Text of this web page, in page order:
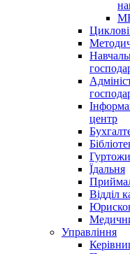
Циклові
центр
Їдальня
Відділ
Управління